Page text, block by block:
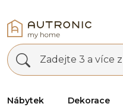
Zadejte 3 a více
Nábytek Dekorace